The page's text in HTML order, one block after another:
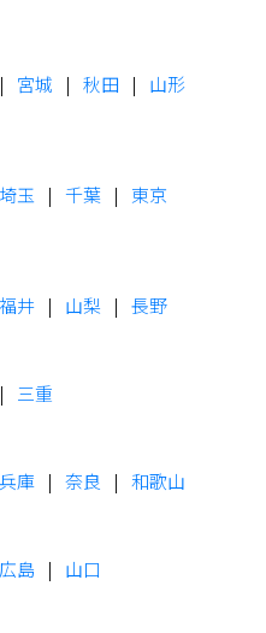
宮城 秋田
山形
埼玉 千葉
東京
福井 山梨
長野
三重
兵庫 奈良
和歌山
広島
山口